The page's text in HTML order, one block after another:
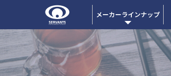
メーカーラインナップ